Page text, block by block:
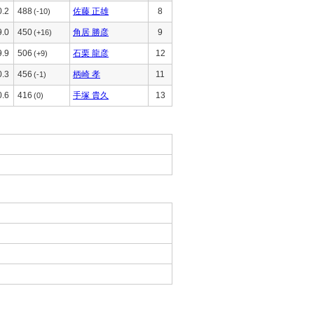
488(-10) 佐藤 正雄 8
450(+16) 角居 勝彦 9
506 (+9) 石栗 龍彦 12
456 (-1) 柄崎 孝 11
416 (0) 手塚 貴久 13